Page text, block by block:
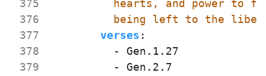
375
376
377
378
379
being left to the
verses :
- Gen.1.27
- Gen.2.7